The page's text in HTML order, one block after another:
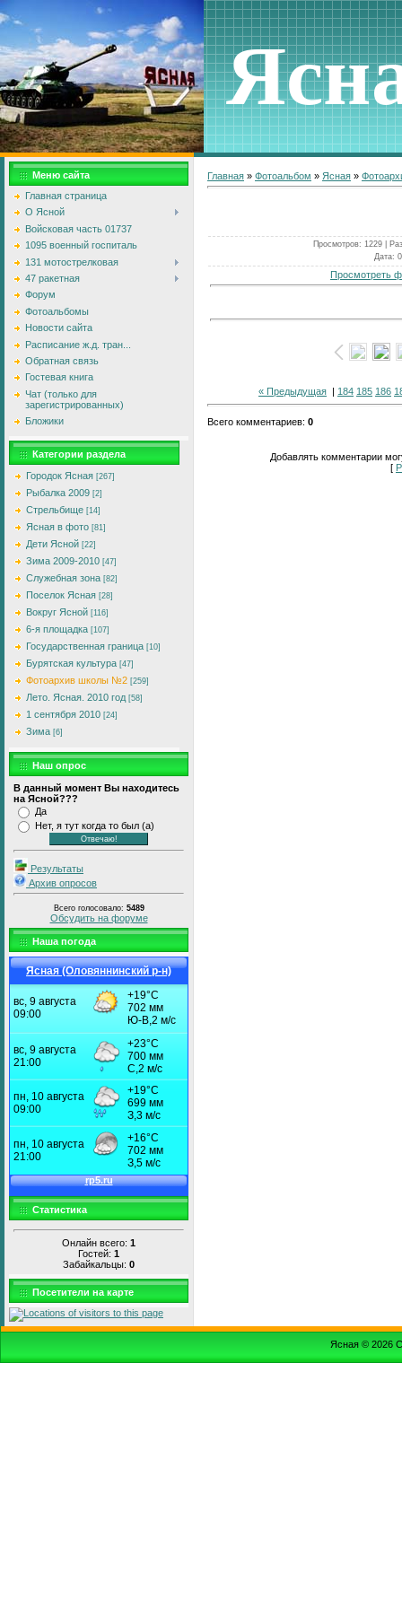
Меню сайта
Главная страница
О Ясной
Войсковая часть 01737
1095 военный госпиталь
131 мотострелковая
47 ракетная
Форум
Фотоальбомы
Новости сайта
Расписание ж.д. тран...
Обратная связь
Гостевая книга
Чат (только для
зарегистрированных)
Бложики
Категории раздела
Городок Ясная [267]
Рыбалка 2009 [2]
Стрельбище [14]
Ясная в фото [81]
Дети Ясной [22]
Зима 2009-2010 [47]
Служебная зона [82]
Поселок Ясная [28]
Вокруг Ясной [116]
6-я площадка [107]
Государственная граница [10]
Бурятская культура [47]
Фотоархив школы №2 [259]
Лето. Ясная. 2010 год [58]
1 сентября 2010 [24]
Зима [6]
Наш опрос
В данный момент Вы находитесь
на Ясной???
Да
Нет, я тут когда то был (а)
Результаты
Архив опросов
Всего голосовало: 5489
Обсудить на форуме
Наша погода
Ясная (Оловяннинский р-н)
Статистика
Онлайн всего: 1
Гостей: 1
Забайкальцы: 0
Посетители на карте
Главная » Фотоальбом » Ясная »
Просмотров: 1229 |
Дата:
Просмотреть
« Предыдущая | 184 185 186
Всего комментариев: 0
Добавлять комментарии
[
Ясная © 2026